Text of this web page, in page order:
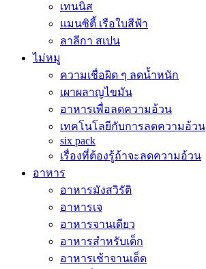
เทนนิส
แมนซิตี้ เรือใบสีฟ้า
ลาลีกา สเปน
ไม่หมู
ความเชื่อผิด ๆ ลดน้ำหนัก
เผาผลาญไขมัน
อาหารเพื่อลดความอ้วน
เทคโนโลยีกับการลดความอ้วน
six pack
เรื่องที่ต้องรู้ถ้าจะลดความอ้วน
อาหาร
อาหารมังสวิรัติ
อาหารเจ
อาหารจานเดียว
อาหารสำหรับเด็ก
อาหารเช้าจานเด็ด